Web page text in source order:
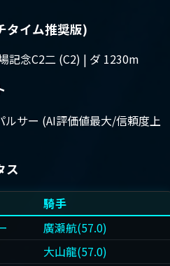
タイム推奨版)
記念C2二 (C2) | ダ 1230m
サー (AI評価値最大/信頼度上
ス
騎手
廣瀬航(57.0)
大山龍(57.0)